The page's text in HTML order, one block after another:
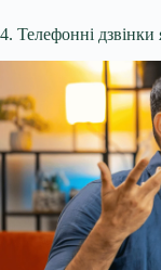
4. Телефонні дзвінки